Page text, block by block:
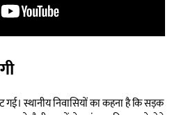
स्थानीय निवासियों का कहना है कि सड़क